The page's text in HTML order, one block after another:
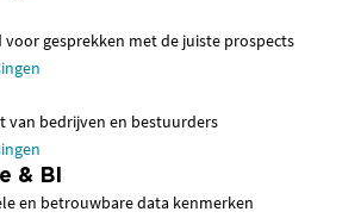
voor gesprekken met de juiste prospects
van bedrijven en bestuurders
& BI
en betrouwbare data kenmerken